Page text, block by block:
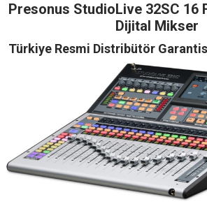
Presonus StudioLive 32SC 16
Dijital Mikser
Türkiye Resmi Distribütör